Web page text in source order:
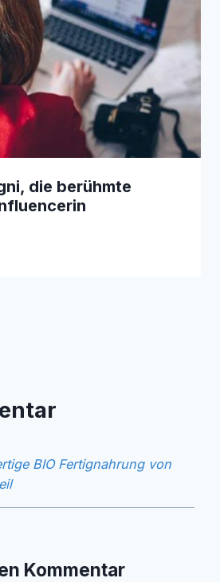
die berühmte
BIO Fertignahrung von
Kommentar